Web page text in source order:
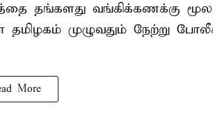
தங்களது வங்கிக்கணக்கு
முழுவதும் நேற்று
More